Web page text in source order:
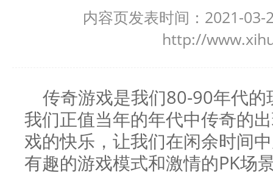
内容页发表时间：2021-
http://
传奇游戏是我们80-90年代
我们正值当年的年代中传奇的
戏的快乐，让我们在闲余时间
有趣的游戏模式和激情的PK场